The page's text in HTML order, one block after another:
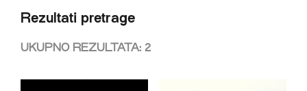
Rezultati pretrage
UKUPNO REZULTATA: 2